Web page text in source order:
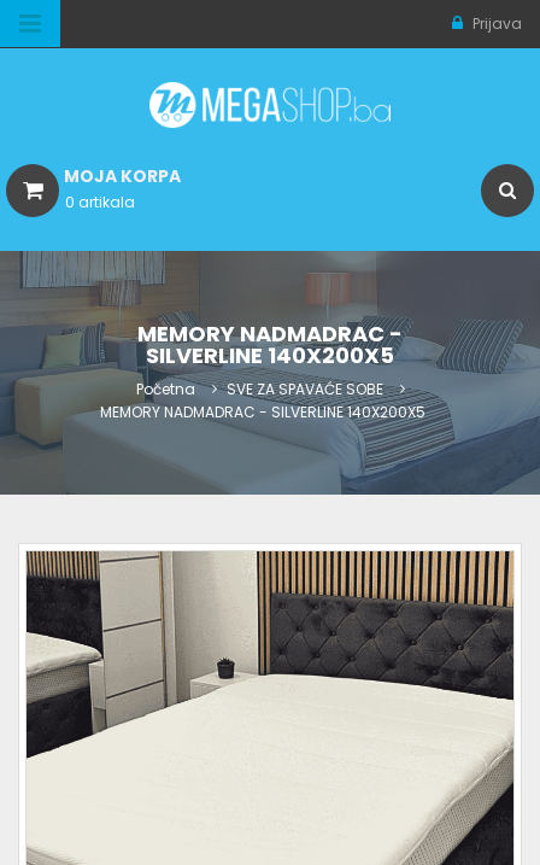
Prijava
MOJA KORPA
0 artikala
MEMORY NADMADRAC -
SILVERLINE 140X200X5
Početna
SVE ZA SPAVAĆE SOBE
MEMORY NADMADRAC - SILVERLINE 140X200X5